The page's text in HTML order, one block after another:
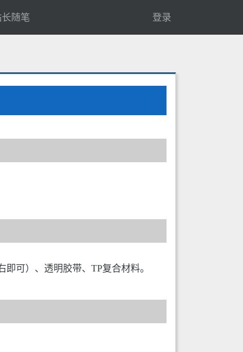
长随笔 登录
可）、透明胶带、TP复合材料。